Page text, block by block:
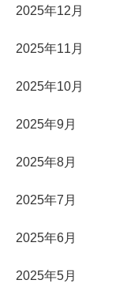
2025年12月
2025年11月
2025年10月
2025年9月
2025年8月
2025年7月
2025年6月
2025年5月